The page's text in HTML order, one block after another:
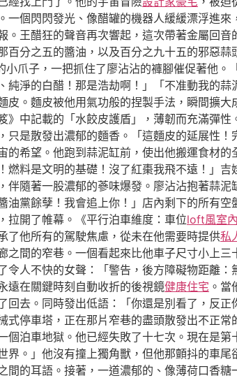
一個閃閃發光、像醋罐的機器人緩緩漂浮進
。王醋狂的聲音再次響起，這次帶著金屬回
百分之五的醬油，以及百分之九十五的邪惡
爪子，一把抓住了廖沾沾的褲腳催促著他
純淨的白醋！那是浩劫啊！」「不准動我的
皮。麵皮被他用氣功般的捏製手法，瞬間擴
》中記載的「水餃皮護盾」，薄韌而充滿彈
只是散發出濃郁的麵香。「這麵皮的延展性
的希望。他跑到蒜泥缸前，使出他搬運食材
燃料是文明的基礎！沒了紅棗我飛不遠！」
伴隨著一股濃郁的蔘味爆發。廖沾沾抱著蒜
油黨餘孽！我會追上你！」店內剩下的所有
拉開了帷幕。《平行泊車維度：車位loft風室
了他所有的駕駛焦慮，從未在他需要時提供私
之間的窄巷。一個看起來比他車子尺寸小上
令人不快的女聲：「警告，後方障礙物距離
遠在關鍵時刻自動收折的後視鏡健康住宅 。
回去。同時發出低語：「你還是別看了，反
式停車塔，正在那片窄巷的盡頭散發出不正
個泊車地獄。他已經失敗了十七次。現在是第
界。」他沒有撞上獨角獸，但他那顫抖的車
間的耳語。接著，一道濃郁的、像薄荷口香